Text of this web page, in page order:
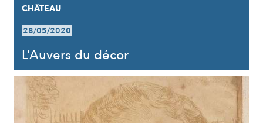
CHÂTEAU
28/05/2020
L’Auvers du décor